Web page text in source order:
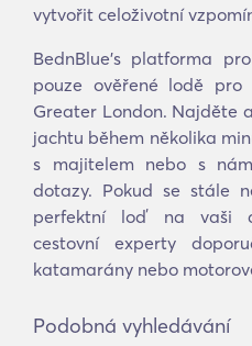
vytvořit celoživotní
BednBlue's platforma
pouze ověřené lodě
Greater London. Najděte
jachtu během několika
s majitelem nebo s
dotazy. Pokud se stále
perfektní loď na vaši
cestovní experty
katamarány nebo
Podobná vyhledávání